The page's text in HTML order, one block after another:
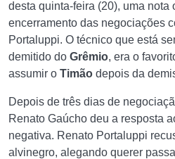
desta quinta-feira (20), uma
encerramento das negociações
Portaluppi. O técnico que está
demitido do Grêmio, era o
assumir o Timão depois da
Depois de três dias de
Renato Gaúcho deu a resposta
negativa. Renato Portaluppi
alvinegro, alegando querer